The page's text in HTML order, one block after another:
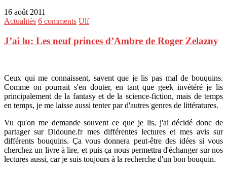
16 août 2011
Actualités 6 comments Ulf
J’ai lu: Les neuf princes d’Ambre de Roger Zelazny
Ceux qui me connaissent, savent que je lis pas mal de bouquins.
Comme on pourrait s'en douter, en tant que geek invétéré je lis
principalement de la fantasy et de la science-fiction, mais de temps
en temps, je me laisse aussi tenter par d'autres genres de littératures.
Vu qu'on me demande souvent ce que je lis, j'ai décidé donc de
partager sur Didoune.fr mes différentes lectures et mes avis sur
différents bouquins. Ça vous donnera peut-être des idées si vous
cherchez un livre à lire, et puis ça nous permettra d'échanger sur nos
lectures aussi, car je suis toujours à la recherche d'un bon bouquin.